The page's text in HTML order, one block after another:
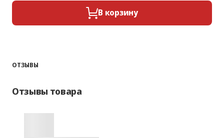
В корзину
ОТЗЫВЫ
Отзывы товара